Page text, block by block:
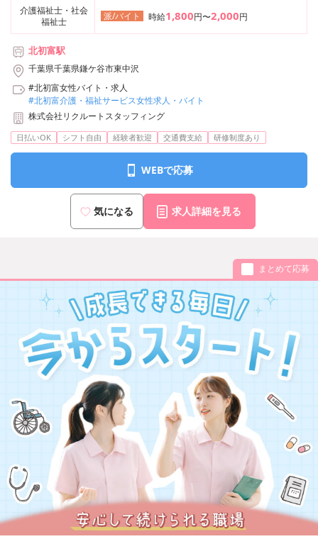
介護福祉士・社会
福祉士
派/バイト 時給1,800円〜2,000円
北初富駅
千葉県千葉県鎌ケ谷市東中沢
#北初富女性バイト・求人
#北初富介護・福祉サービス女性求人・バイト
株式会社リクルートスタッフィング
日払いOK シフト自由 経験者歓迎 交通費支給 研修制度あり
WEBで応募
気になる 求人詳細を見る
まとめて応募